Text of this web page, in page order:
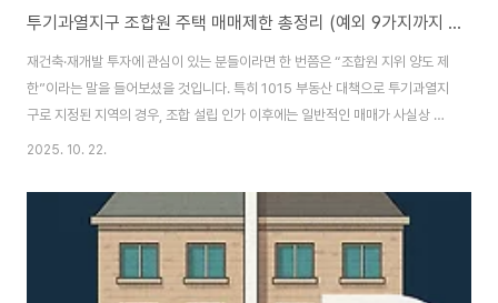
투기과열지구 조합원 주택 매매제한 총정리 (예외 9가지까지 깔끔하게 정리!)
재건축·재개발 투자에 관심이 있는 분들이라면 한 번쯤은 “조합원 지위 양도 제
한”이라는 말을 들어보셨을 것입니다. 특히 1015 부동산 대책으로 투기과열지
구로 지정된 지역의 경우, 조합 설립 인가 이후에는 일반적인 매매가 사실상 불
가능해집니다. 하지만 몇 가지 법적 예외 사유에 해당한다면, 조합 설립 인가 이
있도록 예외 9가지 상황과 함께 깔끔하게 정리해드리겠습니다. 1. 조합설립 인
가 이전: 매매 자유가장 기본적인 원칙부터 말씀드리면, 조합설립 인가 전에는
매매가 자유롭습니다.아직 조합이 성립되지 않은 상태이기 때문에 조합원 지위
라는 개념이 존재하지 않으며, 일반적인 부동산 거래와 동일하게 사고팔 수 있
2025. 10. 22.